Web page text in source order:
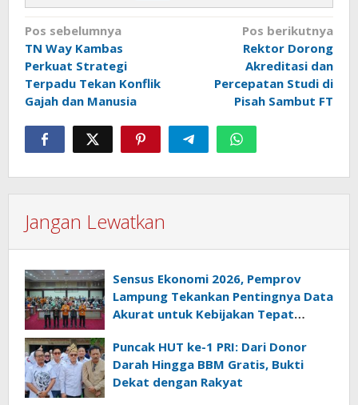
Navigasi
pos
Pos sebelumnya
TN Way Kambas
Perkuat Strategi
Terpadu Tekan Konflik
Gajah dan Manusia
Pos berikutnya
Rektor Dorong
Akreditasi dan
Percepatan Studi di
Pisah Sambut FT
Jangan Lewatkan
Sensus Ekonomi 2026, Pemprov
Lampung Tekankan Pentingnya Data
Akurat untuk Kebijakan Tepat
Puncak HUT ke-1 PRI: Dari Donor
Darah Hingga BBM Gratis, Bukti
Dekat dengan Rakyat